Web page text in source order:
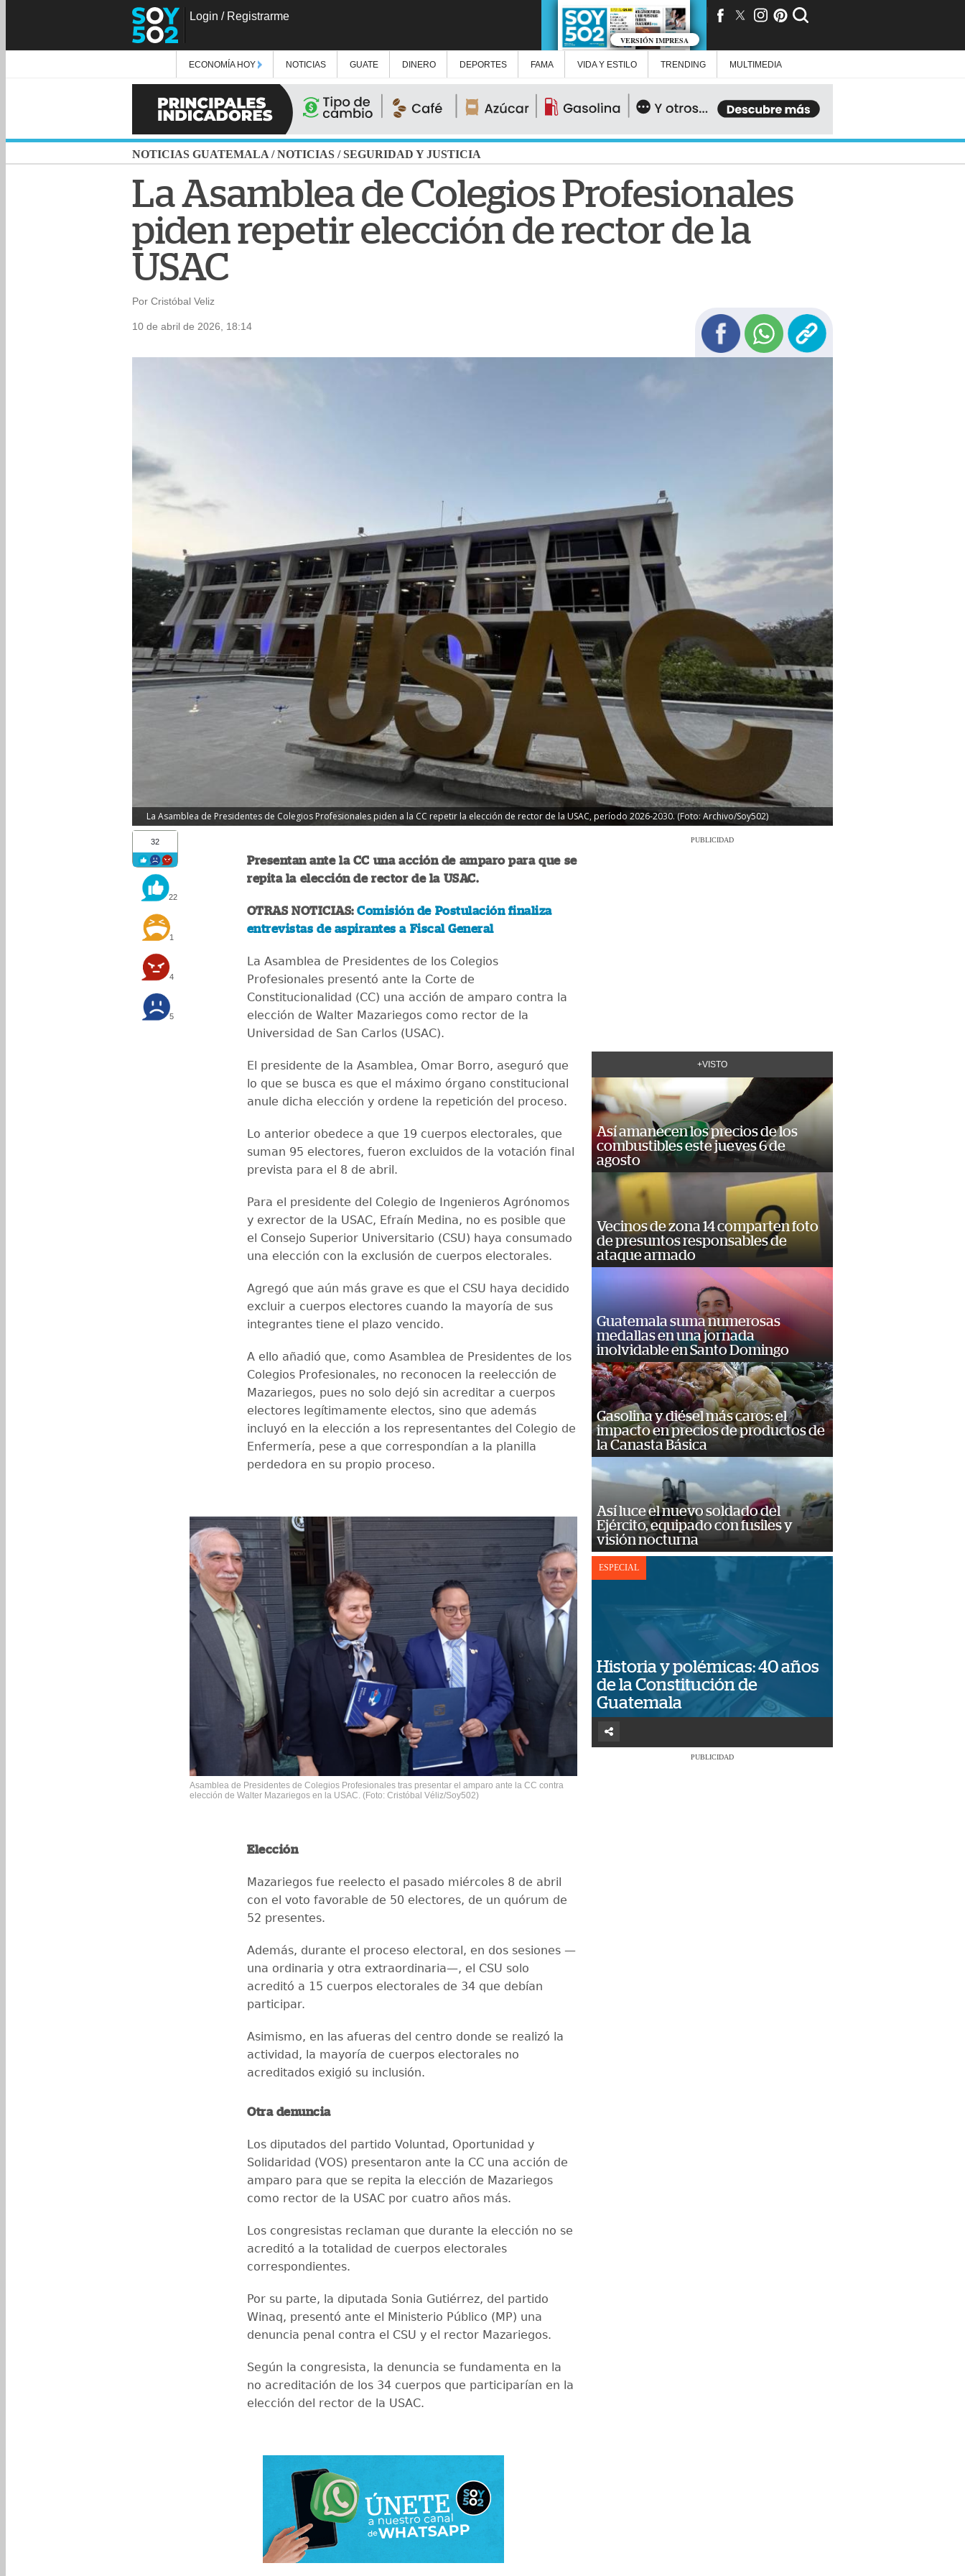
Login / Registrarme
VERSIÓN IMPRESA
ECONOMÍA HOY NOTICIAS GUATE DINERO DEPORTES FAMA VIDA Y ESTILO TRENDING MULTIMEDIA
NOTICIAS GUATEMALA /NOTICIAS /SEGURIDAD Y JUSTICIA
La Asamblea de Colegios Profesionales
piden repetir elección de rector de la
USAC
Por Cristóbal Veliz
10 de abril de 2026, 18:14
La Asamblea de Presidentes de Colegios Profesionales piden a la CC repetir la elección de rector de la USAC, período 2026-2030. (Foto: Archivo/Soy502)
32
22
1
4
5
Presentan ante la CC una acción de amparo para que se
repita la elección de rector de la USAC.
OTRAS NOTICIAS:Comisión de Postulación finaliza
entrevistas de aspirantes a Fiscal General
La Asamblea de Presidentes de los Colegios
Profesionales presentó ante la Corte de
Constitucionalidad (CC) una acción de amparo contra la
elección de Walter Mazariegos como rector de la
Universidad de San Carlos (USAC).
El presidente de la Asamblea, Omar Borro, aseguró que
lo que se busca es que el máximo órgano constitucional
anule dicha elección y ordene la repetición del proceso.
Lo anterior obedece a que 19 cuerpos electorales, que
suman 95 electores, fueron excluidos de la votación final
prevista para el 8 de abril.
Para el presidente del Colegio de Ingenieros Agrónomos
y exrector de la USAC, Efraín Medina, no es posible que
el Consejo Superior Universitario (CSU) haya consumado
una elección con la exclusión de cuerpos electorales.
Agregó que aún más grave es que el CSU haya decidido
excluir a cuerpos electores cuando la mayoría de sus
integrantes tiene el plazo vencido.
A ello añadió que, como Asamblea de Presidentes de los
Colegios Profesionales, no reconocen la reelección de
Mazariegos, pues no solo dejó sin acreditar a cuerpos
electores legítimamente electos, sino que además
incluyó en la elección a los representantes del Colegio de
Enfermería, pese a que correspondían a la planilla
perdedora en su propio proceso.
Asamblea de Presidentes de Colegios Profesionales tras presentar el amparo ante la CC contra
elección de Walter Mazariegos en la USAC. (Foto: Cristóbal Véliz/Soy502)
Elección
Mazariegos fue reelecto el pasado miércoles 8 de abril
con el voto favorable de 50 electores, de un quórum de
52 presentes.
Además, durante el proceso electoral, en dos sesiones —
una ordinaria y otra extraordinaria—, el CSU solo
acreditó a 15 cuerpos electorales de 34 que debían
participar.
Asimismo, en las afueras del centro donde se realizó la
actividad, la mayoría de cuerpos electorales no
acreditados exigió su inclusión.
Otra denuncia
Los diputados del partido Voluntad, Oportunidad y
Solidaridad (VOS) presentaron ante la CC una acción de
amparo para que se repita la elección de Mazariegos
como rector de la USAC por cuatro años más.
Los congresistas reclaman que durante la elección no se
acreditó a la totalidad de cuerpos electorales
correspondientes.
Por su parte, la diputada Sonia Gutiérrez, del partido
Winaq, presentó ante el Ministerio Público (MP) una
denuncia penal contra el CSU y el rector Mazariegos.
Según la congresista, la denuncia se fundamenta en la
no acreditación de los 34 cuerpos que participarían en la
elección del rector de la USAC.
PUBLICIDAD
+VISTO
Así amanecen los precios de los
combustibles este jueves 6 de
agosto
Vecinos de zona 14 comparten foto
de presuntos responsables de
ataque armado
Guatemala suma numerosas
medallas en una jornada
inolvidable en Santo Domingo
Gasolina y diésel más caros: el
impacto en precios de productos de
la Canasta Básica
Así luce el nuevo soldado del
Ejército, equipado con fusiles y
visión nocturna
ESPECIAL
Historia y polémicas: 40 años
de la Constitución de
Guatemala
PUBLICIDAD